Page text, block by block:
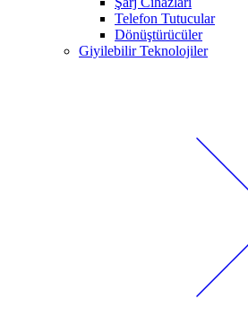
Telefon Tutucular
Dönüştürücüler
Giyilebilir Teknolojiler